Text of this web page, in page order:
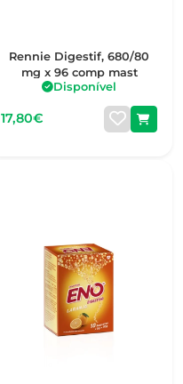
Rennie Digestif, 680/80
mg x 96 comp mast
Disponível
17,80€